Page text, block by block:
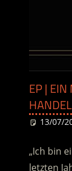
EP |
HANDEL
13/07/
„Ich bin
letzten